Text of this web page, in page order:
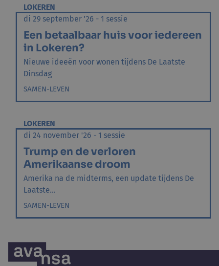
LOKEREN
di 29 september '26 - 1 sessie
Een betaalbaar huis voor iedereen
in Lokeren?
Nieuwe ideeën voor wonen tijdens De Laatste
Dinsdag
SAMEN-LEVEN
LOKEREN
di 24 november '26 - 1 sessie
Trump en de verloren
Amerikaanse droom
Amerika na de midterms, een update tijdens De
Laatste...
SAMEN-LEVEN